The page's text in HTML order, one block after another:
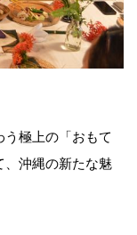
極上の「おもて
、沖縄の新たな魅